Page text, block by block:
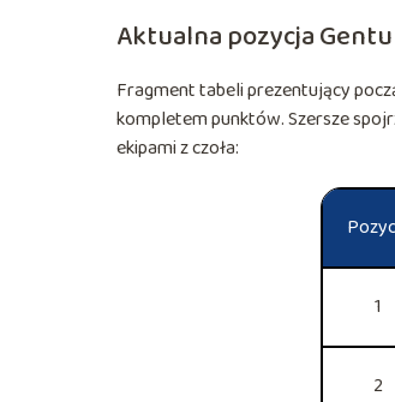
Aktualna pozycja
Fragment tabeli prezentujący
kompletem punktów. Szersze
ekipami z czoła:
1
2